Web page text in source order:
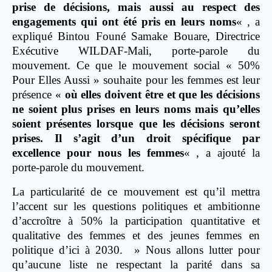
prise de décisions, mais aussi au respect des
engagements qui ont été pris en leurs noms« , a
expliqué Bintou Founé Samake Bouare, Directrice
Exécutive WILDAF-Mali, porte-parole du
mouvement. Ce que le mouvement social « 50%
Pour Elles Aussi » souhaite pour les femmes est leur
présence « où elles doivent être et que les décisions
ne soient plus prises en leurs noms mais qu’elles
soient présentes lorsque que les décisions seront
prises. Il s’agit d’un droit spécifique par
excellence pour nous les femmes« , a ajouté la
porte-parole du mouvement.
La particularité de ce mouvement est qu’il mettra
l’accent sur les questions politiques et ambitionne
d’accroître à 50% la participation quantitative et
qualitative des femmes et des jeunes femmes en
politique d’ici à 2030.
» Nous allons lutter pour
qu’aucune liste ne respectant la parité dans sa